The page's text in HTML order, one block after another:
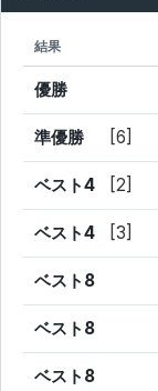
結果
優勝
準優勝 [6]
ベスト4 [2]
ベスト4 [3]
ベスト8
ベスト8
ベスト8